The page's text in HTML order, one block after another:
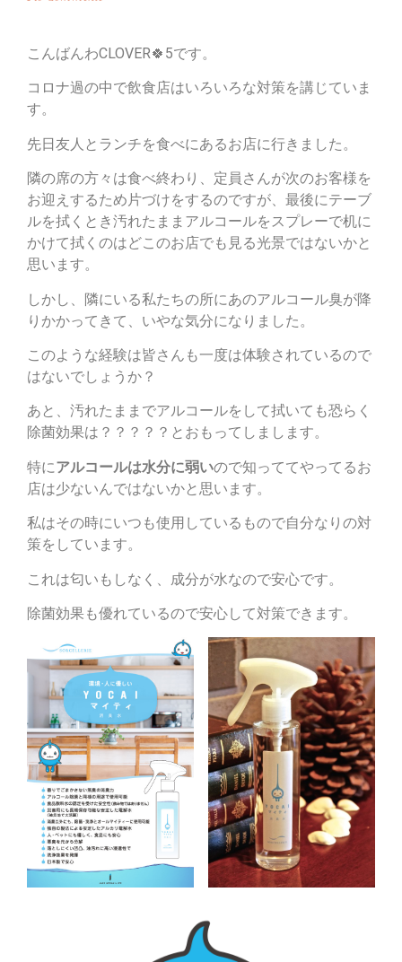
こんばんわCLOVER🍀5です。
コロナ過の中で飲食店はいろいろな対策を講じていま
す。
先日友人とランチを食べにあるお店に行きました。
隣の席の方々は食べ終わり、定員さんが次のお客様を
お迎えするため片づけをするのですが、最後にテーブ
ルを拭くとき汚れたままアルコールをスプレーで机に
かけて拭くのはどこのお店でも見る光景ではないかと
思います。
しかし、隣にいる私たちの所にあのアルコール臭が降
りかかってきて、いやな気分になりました。
このような経験は皆さんも一度は体験されているので
はないでしょうか？
あと、汚れたままでアルコールをして拭いても恐らく
除菌効果は？？？？？とおもってしまします。
特にアルコールは水分に弱いので知っててやってるお
店は少ないんではないかと思います。
私はその時にいつも使用しているもので自分なりの対
策をしています。
これは匂いもしなく、成分が水なので安心です。
除菌効果も優れているので安心して対策できます。